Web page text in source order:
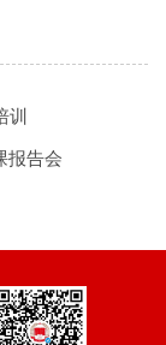
训
报告会